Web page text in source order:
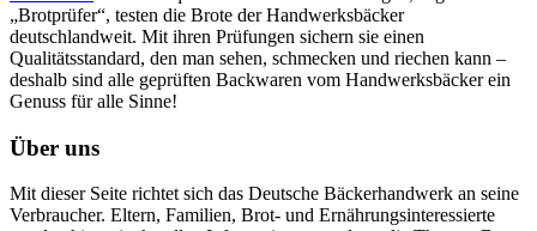
„Brotprüfer“, testen die Brote der Handwerksbäcker
deutschlandweit. Mit ihren Prüfungen sichern sie einen
Qualitätsstandard, den man sehen, schmecken und riechen kann –
deshalb sind alle geprüften Backwaren vom Handwerksbäcker ein
Genuss für alle Sinne!
Über uns
Mit dieser Seite richtet sich das Deutsche Bäckerhandwerk an seine
Verbraucher. Eltern, Familien, Brot- und Ernährungsinteressierte